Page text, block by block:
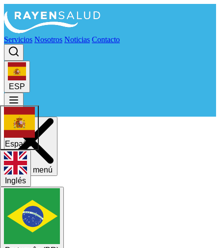
Servicios Nosotros Noticias Contacto
ESP
Español
Inglés
Cerrar menú
Servicios
Nosotros
Noticias
Contacto